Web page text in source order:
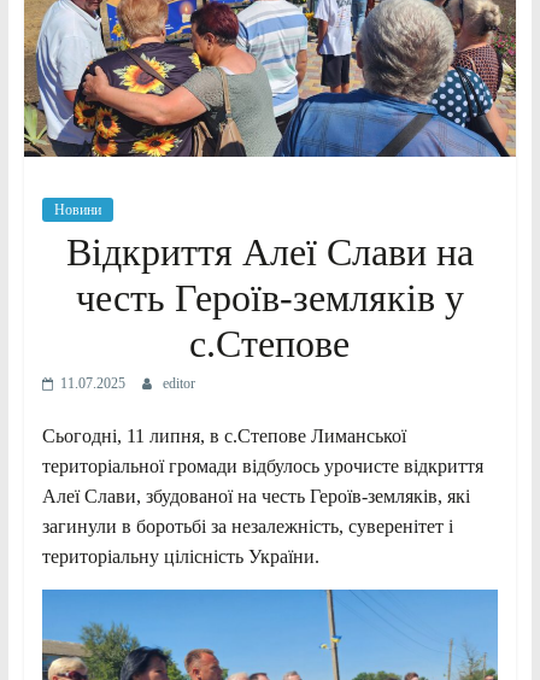
Новини
Відкриття Алеї Слави на
честь Героїв-земляків у
с.Степове
11.07.2025 editor
Сьогодні, 11 липня, в с.Степове Лиманської
територіальної громади відбулось урочисте відкриття
Алеї Слави, збудованої на честь Героїв-земляків, які
загинули в боротьбі за незалежність, суверенітет і
територіальну цілісність України.